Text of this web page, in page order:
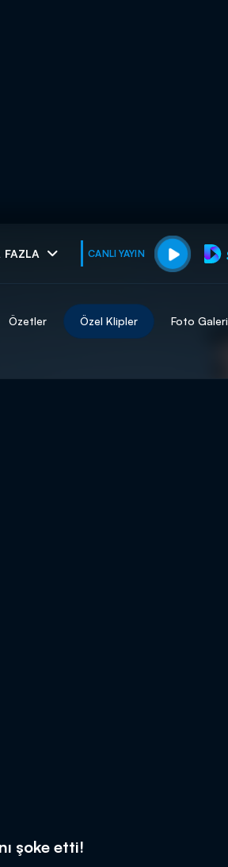
FAZLA CANLI YAYIN
muhteşem ikili
Özetler Özel Klipler Foto Galeri
şoke etti!